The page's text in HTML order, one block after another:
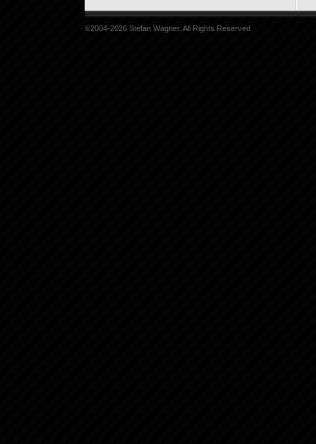
©2004-2026 Stefan Wagner. All Rights Reserved